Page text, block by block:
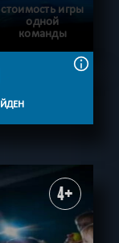
стоимость игры
одной
команды
4+